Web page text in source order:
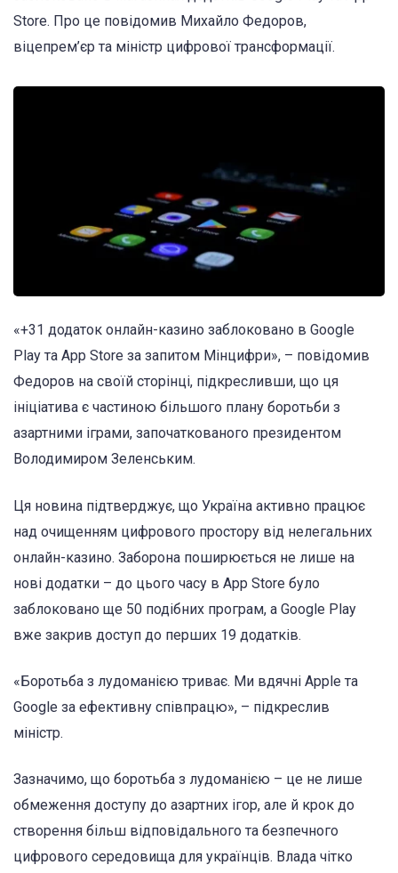
Store. Про це повідомив Михайло Федоров,
віцепрем’єр та міністр цифрової трансформації.
«+31 додаток онлайн-казино заблоковано в Google
Play та App Store за запитом Мінцифри», – повідомив
Федоров на своїй сторінці, підкресливши, що ця
ініціатива є частиною більшого плану боротьби з
азартними іграми, започаткованого президентом
Володимиром Зеленським.
Ця новина підтверджує, що Україна активно працює
над очищенням цифрового простору від нелегальних
онлайн-казино. Заборона поширюється не лише на
нові додатки – до цього часу в App Store було
заблоковано ще 50 подібних програм, а Google Play
вже закрив доступ до перших 19 додатків.
«Боротьба з лудоманією триває. Ми вдячні Apple та
Google за ефективну співпрацю», – підкреслив
міністр.
Зазначимо, що боротьба з лудоманією – це не лише
обмеження доступу до азартних ігор, але й крок до
створення більш відповідального та безпечного
цифрового середовища для українців. Влада чітко